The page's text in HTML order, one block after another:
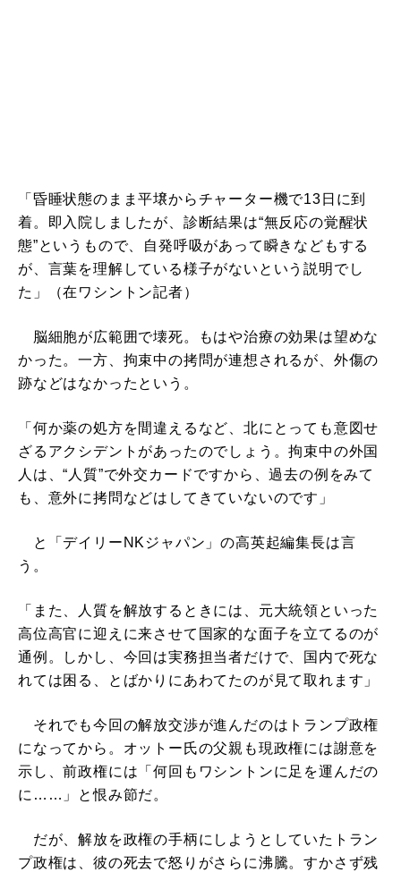
「昏睡状態のまま平壌からチャーター機で13日に到
着。即入院しましたが、診断結果は“無反応の覚醒状
態”というもので、自発呼吸があって瞬きなどもする
が、言葉を理解している様子がないという説明でし
た」（在ワシントン記者）
脳細胞が広範囲で壊死。もはや治療の効果は望めな
かった。一方、拘束中の拷問が連想されるが、外傷の
跡などはなかったという。
「何か薬の処方を間違えるなど、北にとっても意図せ
ざるアクシデントがあったのでしょう。拘束中の外国
人は、“人質”で外交カードですから、過去の例をみて
も、意外に拷問などはしてきていないのです」
と「デイリーNKジャパン」の高英起編集長は言
う。
「また、人質を解放するときには、元大統領といった
高位高官に迎えに来させて国家的な面子を立てるのが
通例。しかし、今回は実務担当者だけで、国内で死な
れては困る、とばかりにあわてたのが見て取れます」
それでも今回の解放交渉が進んだのはトランプ政権
になってから。オットー氏の父親も現政権には謝意を
示し、前政権には「何回もワシントンに足を運んだの
に……」と恨み節だ。
だが、解放を政権の手柄にしようとしていたトラン
プ政権は、彼の死去で怒りがさらに沸騰。すかさず残